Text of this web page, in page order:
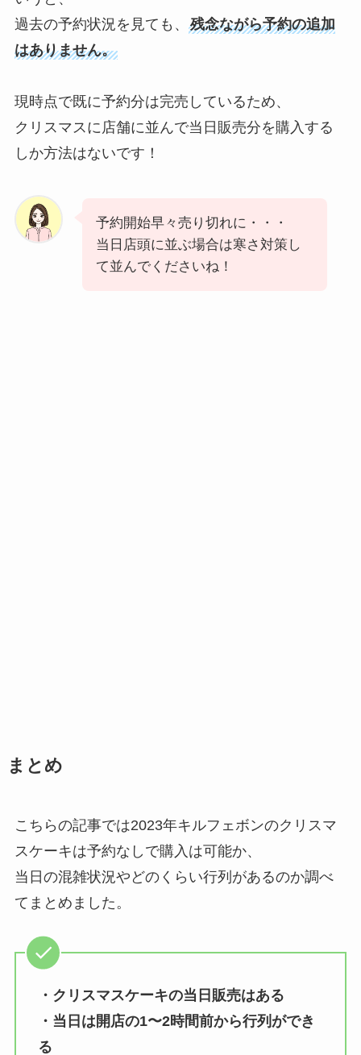
過去の予約状況を見ても、 残念ながら予約の追加
はありません。
現時点で既に予約分は完売しているため、
クリスマスに店舗に並んで当日販売分を購入する
しか方法はないです！
予約開始早々売り切れに・・・
当日店頭に並ぶ場合は寒さ対策し
て並んでくださいね！
まとめ
こちらの記事では2023年キルフェボンのクリスマ
スケーキは予約なしで購入は可能か、
当日の混雑状況やどのくらい行列があるのか調べ
てまとめました。
・クリスマスケーキの当日販売はある
・当日は開店の1〜2時間前から行列ができ
る